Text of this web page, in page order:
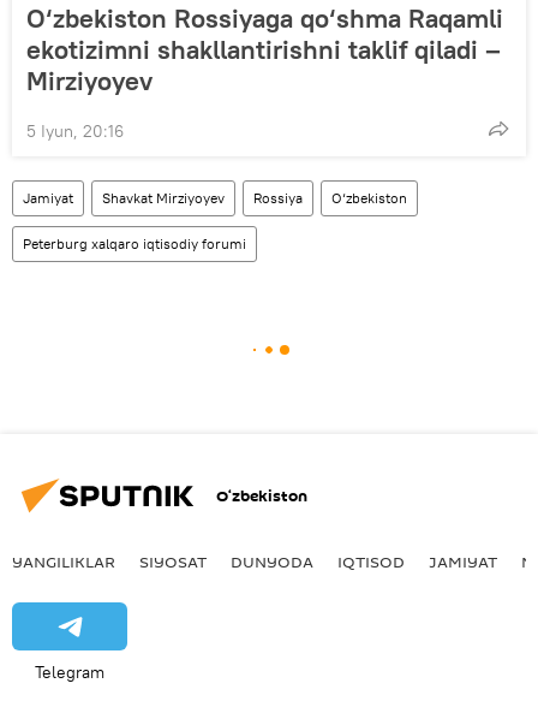
O‘zbekiston Rossiyaga qo‘shma Raqamli
ekotizimni shakllantirishni taklif qiladi –
Mirziyoyev
5 Iyun, 20:16
Jamiyat Shavkat Mirziyoyev Rossiya O‘zbekiston
Peterburg xalqaro iqtisodiy forumi
O‘zbekiston
YANGILIKLAR SIYOSAT DUNYODA IQTISOD JAMIYAT
Telegram